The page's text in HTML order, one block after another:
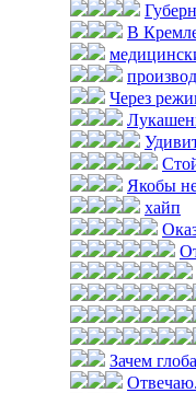
В
Через
Якобы
хайп
Зачем
Отвечаю.